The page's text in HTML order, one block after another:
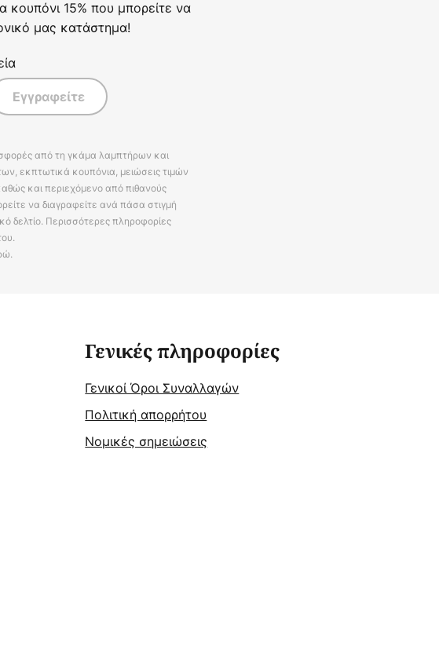
κουπόνι 15% που μπορείτε να
μας κατάστημα!
Εγγραφείτε
από τη γκάμα λαμπτήρων και
εκπτωτικά κουπόνια, μειώσεις τιμών
και περιεχόμενο από πιθανούς
να διαγραφείτε ανά πάσα στιγμή
δελτίο. Περισσότερες πληροφορίες
Γενικές πληροφορίες
Γενικοί Όροι Συναλλαγών
Πολιτική απορρήτου
Νομικές σημειώσεις